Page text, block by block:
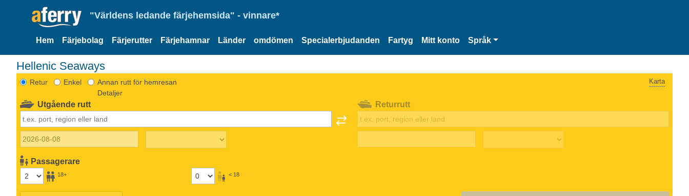
"Världens ledande färjehemsida" - vinnare*
Hem Färjebolag Färjerutter Färjehamnar Länder omdömen Specialerbjudanden Fartyg Mitt konto Språk
Hellenic Seaways
Retur Enkel
Annan rutt för hemresan
Detaljer
Karta
Utgående rutt
Passagerare
18+ < 18
Returrutt